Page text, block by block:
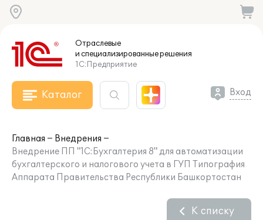
Отраслевые
и специализированныерешения
1С:Предприятие
Каталог Вход
Главная
Внедрения
Внедрение ПП "1С:Бухгалтерия 8" для автоматизации
бухгалтерского и налогового учета в ГУП Типография
Аппарата Правительства Республики Башкортостан
К списку